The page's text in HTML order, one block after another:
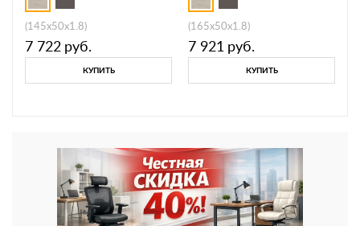
(145x50x1.8)
7 722 руб.
КУПИТЬ
(165x50x1.8)
7 921 руб.
КУПИТЬ